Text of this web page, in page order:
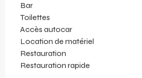
Bar
Toilettes
Accès autocar
Location de matériel
Restauration
Restauration rapide